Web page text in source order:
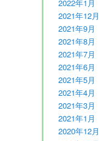
2022年1月
2021年12月
2021年9月
2021年8月
2021年7月
2021年6月
2021年5月
2021年4月
2021年3月
2021年1月
2020年12月